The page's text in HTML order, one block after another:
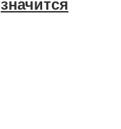
значится